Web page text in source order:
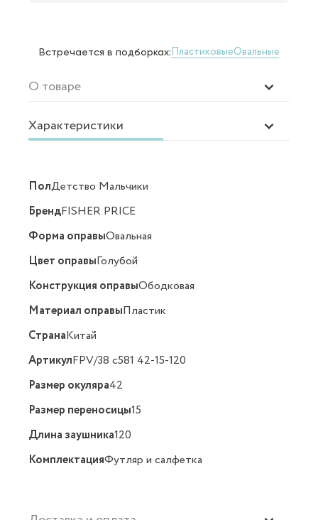
Встречается в подборках:ПластиковыеОвальные
О товаре
Характеристики
ПолДетство Мальчики
БрендFISHER PRICE
Форма оправыОвальная
Цвет оправыГолубой
Конструкция оправыОбодковая
Материал оправыПластик
СтранаКитай
АртикулFPV/38 c581 42-15-120
Размер окуляра42
Размер переносицы15
Длина заушника120
КомплектацияФутляр и салфетка